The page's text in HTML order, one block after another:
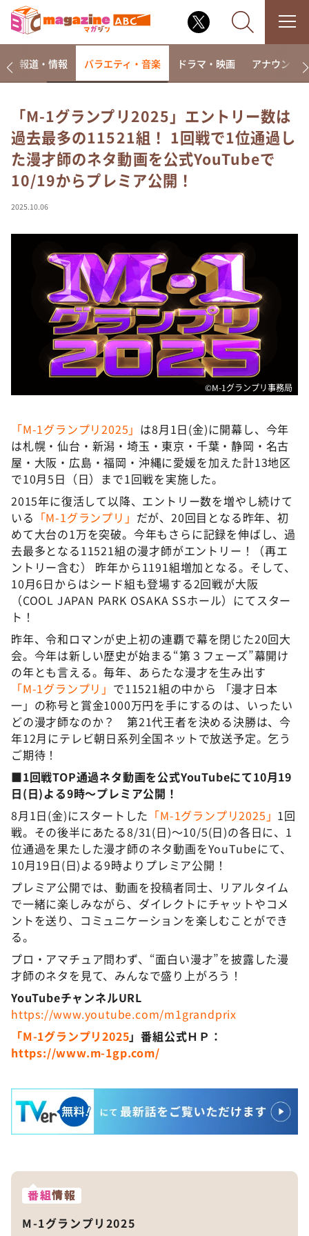
なるみ・岡村の過ぎるTV
相席食堂
これ余談なんですけど・・・
～人生密着トークバラエティ！～ やすとものいたっ
て真剣です
探偵！ナイトスクープ
news おかえり
河合＆A.B.C-Z塚田×福井アナ「なんでやねん！？」
（news おかえり）
DAIGOも台所 ～きょうの献立 何にする？～
本日はダイアンなり！シーズン２
朝だ！生です旅サラダ
教えて！ニュースライブ 正義のミカタ
新婚さんいらっしゃい！
ポツンと一軒家
ザキ山小屋本館
ぺこぱのまるスポ
アナ回覧板
報道・情報 バラエティ・音楽 ドラマ・映画 アナウンサー
「M-1グランプリ2025」エントリー数は
過去最多の11521組！ 1回戦で1位通過し
た漫才師のネタ動画を公式YouTubeで
10/19からプレミア公開！
2025.10.06
©M-1グランプリ事務局
「M-1グランプリ2025」 は8月1日(金)に開幕し、今年
は札幌・仙台・新潟・埼玉・東京・千葉・静岡・名古
屋・大阪・広島・福岡・沖縄に愛媛を加えた計13地区
で10月5日（日）まで1回戦を実施した。
2015年に復活して以降、エントリー数を増やし続けて
いる 「M-1グランプリ」 だが、20回目となる昨年、初
めて大台の1万を突破。今年もさらに記録を伸ばし、過
去最多となる11521組の漫才師がエントリー！（再エ
ントリー含む） 昨年から1191組増加となる。そして、
10月6日からはシード組も登場する2回戦が大阪
（COOL JAPAN PARK OSAKA SSホール）にてスター
ト！
昨年、令和ロマンが史上初の連覇で幕を閉じた20回大
会。今年は新しい歴史が始まる“第３フェーズ”幕開け
の年とも言える。毎年、あらたな漫才を生み出す
「M-1グランプリ」 で11521組の中から 「漫才日本
一」の称号と賞金1000万円を手にするのは、いったい
どの漫才師なのか？ 第21代王者を決める決勝は、今
年12月にテレビ朝日系列全国ネットで放送予定。乞う
ご期待！
■1回戦TOP通過ネタ動画を公式YouTubeにて10月19
日(日)よる9時～プレミア公開！
8月1日(金)にスタートした 「M-1グランプリ2025」 1回
戦。その後半にあたる8/31(日)～10/5(日)の各日に、1
位通過を果たした漫才師のネタ動画をYouTubeにて、
10月19日(日)よる9時よりプレミア公開！
プレミア公開では、動画を投稿者同士、リアルタイム
で一緒に楽しみながら、ダイレクトにチャットやコメ
ントを送り、コミュニケーションを楽しむことができ
る。
プロ・アマチュア問わず、“面白い漫才”を披露した漫
才師のネタを見て、みんなで盛り上がろう！
YouTubeチャンネルURL
https://www.youtube.com/m1grandprix
「M-1グランプリ2025」番組公式ＨＰ：
https://www.m-1gp.com/
番組情報
M-1グランプリ2025